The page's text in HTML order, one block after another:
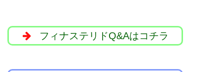
フィナステリドQ&Aはコチラ